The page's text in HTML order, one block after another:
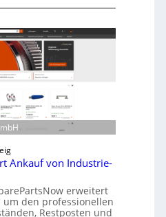
Ankauf von Industrie-
erweitert
den professionellen
Restposten und